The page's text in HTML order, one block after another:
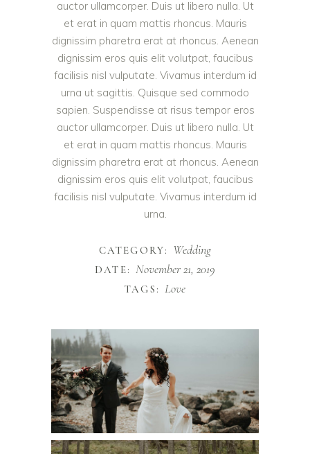
auctor ullamcorper. Duis ut libero nulla. Ut
et erat in quam mattis rhoncus. Mauris
dignissim pharetra erat at rhoncus. Aenean
dignissim eros quis elit volutpat, faucibus
facilisis nisl vulputate. Vivamus interdum id
urna ut sagittis. Quisque sed commodo
sapien. Suspendisse at risus tempor eros
auctor ullamcorper. Duis ut libero nulla. Ut
et erat in quam mattis rhoncus. Mauris
dignissim pharetra erat at rhoncus. Aenean
dignissim eros quis elit volutpat, faucibus
facilisis nisl vulputate. Vivamus interdum id
urna.
CATEGORY: Wedding
DATE: November 21, 2019
TAGS: Love